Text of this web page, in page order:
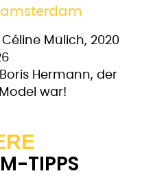
Mülich, 2020
Hermann, der
war!
TIPPS